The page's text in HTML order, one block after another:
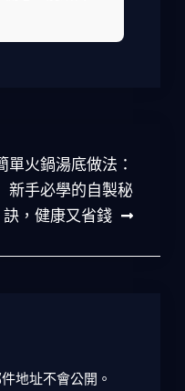
單火鍋湯底做法：
新手必學的自製秘
訣，健康又省錢
地址不會公開。